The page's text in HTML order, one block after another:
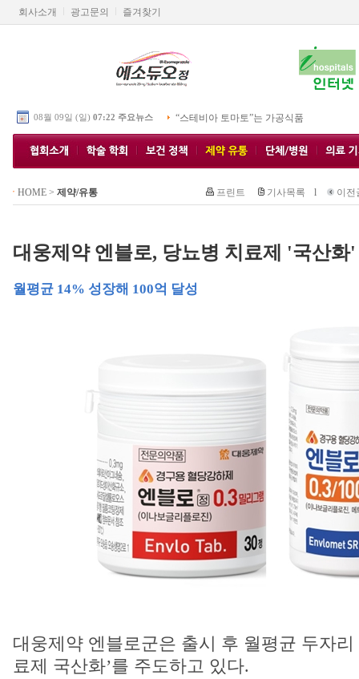
회사소개 광고문의 즐겨찾기
08월 09일 (일) 07:22 주요뉴스 “스테비아 토마토”는 가공식품
HOME> 제약/유통 프린트 기사목록 l 이전
대웅제약 엔블로, 당뇨병 치료제 '국산화
월평균 14% 성장해 100억 달성
대웅제약 엔블로군은 출시 후 월평균 두자리
료제 국산화’를 주도하고 있다.